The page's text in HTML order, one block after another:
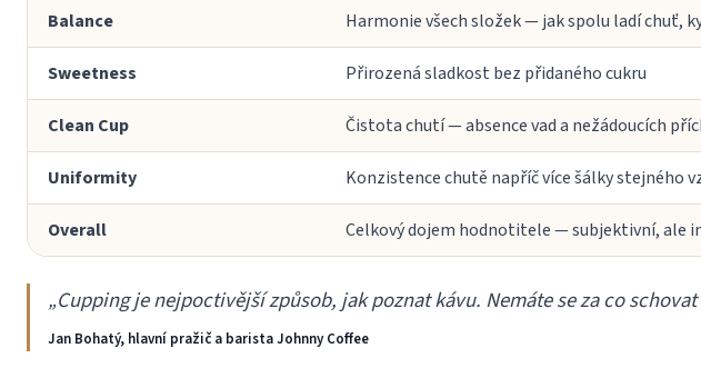
Balance Harmonie všech složek — jak spolu ladí chuť,
Sweetness Přirozená sladkost bez přidaného cukru
Clean Cup Čistota chutí — absence vad a nežádoucích
Uniformity Konzistence chutě napříč více šálky stejného
Overall Celkový dojem hodnotitele — subjektivní, ale
„Cupping je nejpoctivější způsob, jak poznat kávu. Nemáte se za co
Jan Bohatý, hlavní pražič a barista Johnny Coffee